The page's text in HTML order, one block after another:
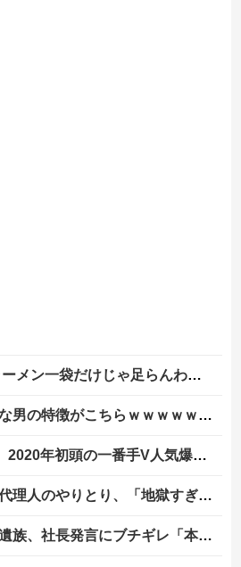
けじゃ足らんわ！二袋作ったろ！」→結果ｗｗｗ
特徴がこちらｗｗｗｗｗｗｗｗｗｗ
頭の一番手V人気爆発から何も変わらない……
獄すぎて完全にコントになってる……」と衝撃を受ける人が続出中他
長発言にブチギレ「本当のことを話して」